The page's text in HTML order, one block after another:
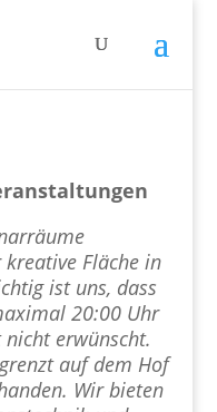
Fläche in
ist uns, dass
20:00 Uhr
erwünscht.
auf dem Hof
Wir bieten